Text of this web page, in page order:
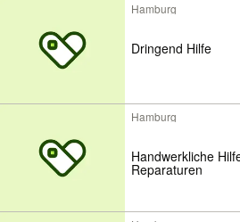
Hamburg
Dringend Hilfe
Hamburg
Handwerkliche
Reparaturen